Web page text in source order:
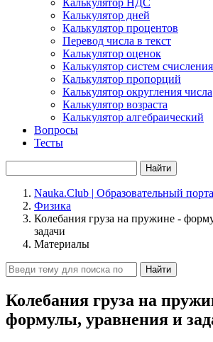
Калькулятор НДС
Калькулятор дней
Калькулятор процентов
Перевод числа в текст
Калькулятор оценок
Калькулятор систем счисления
Калькулятор пропорций
Калькулятор округления числа
Калькулятор возраста
Калькулятор алгебраический
Вопросы
Тесты
Найти
Nauka.Club | Образовательный
Физика
Колебания груза на пружине -
задачи
Материалы
Найти
Колебания груза на
формулы, уравнения и